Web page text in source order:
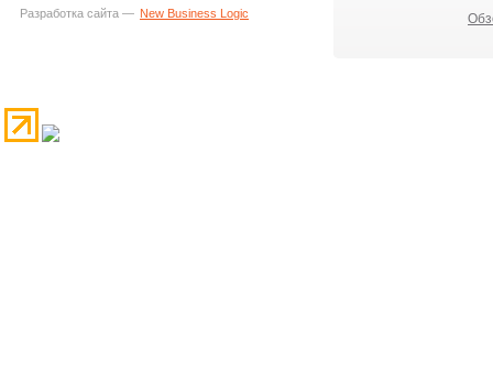
Разработка сайта — New Business Logic